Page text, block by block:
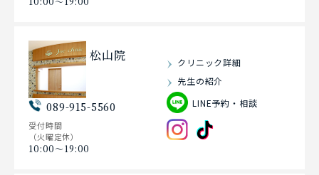
松山院
089-915-5560
受付時間
（火曜定休）
10:00〜19:00
クリニック詳細
先生の紹介
LINE予約・相談